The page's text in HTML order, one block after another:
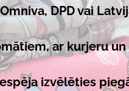
DPD vai
ar kurjeru
izvēlēties